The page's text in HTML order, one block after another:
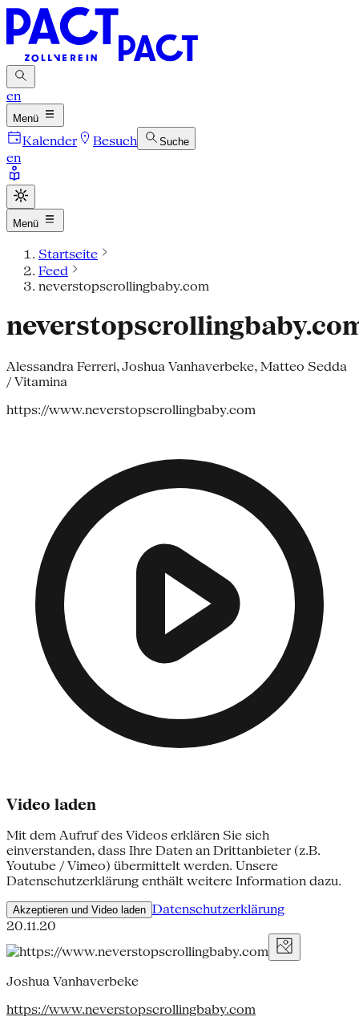
en
Menü
Kalender Besuch Suche
en
Menü
Startseite
Feed
neverstopscrollingbaby.com
Alessandra Ferreri, Joshua Vanhaverbeke, Matteo Sedda
/ Vitamina
https://www.neverstopscrollingbaby.com
Video laden
Mit dem Aufruf des Videos erklären Sie sich
einverstanden, dass Ihre Daten an Drittanbieter (z.B.
Youtube / Vimeo) übermittelt werden. Unsere
Datenschutzerklärung enthält weitere Information dazu.
Akzeptieren und Video laden Datenschutzerklärung
20.11.20
Joshua Vanhaverbeke
https://www.neverstopscrollingbaby.com